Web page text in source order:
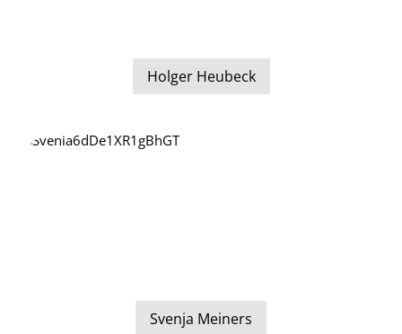
Holger Heubeck
Svenja Meiners